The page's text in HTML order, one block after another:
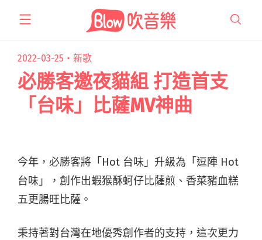
2022-03-25・ 新歌
必勝客邀夜貓組 打造首支
「台味」比薩MV神曲
今年，必勝客將「Hot 台味」升級為「逗陣 Hot
台味」，創作出蝦猴酥蚵仔比薩煎、香菜豬血糕
五更腸旺比薩。
秉持著對台灣在地優秀創作者的支持，這次更力